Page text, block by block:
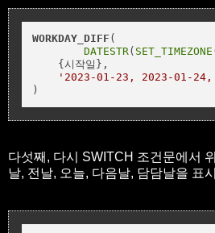
WORKDAY_DIFF (
DATESTR( SET_TIMEZONE
    {시작일},
'2023-01-23, 2023-01-
)
다섯째, 다시 SWITCH 조건문에서
날, 전날, 오늘, 다음날, 담담날을 표